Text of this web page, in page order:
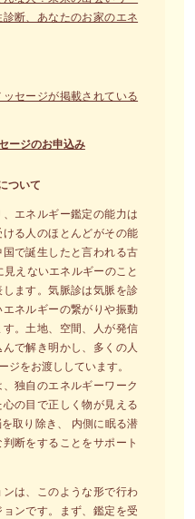
断、あなたのお家のエネ
セージが掲載されている
ージのお申込み
ついて
エネルギー鑑定の能力は
る人のほとんどがその能
で誕生したと言われる古
えないエネルギーのこと
ます。気脈診は気脈を診
ネルギーの繋がりや振動
。土地、空間、人が発信
で解き明かし、多くの人
ジをお渡ししています。
独自のエネルギーワーク
の目で正しく物が見える
取り除き、 内側に眠る潜
断をすることをサポート
は、このような形で行わ
ンです。まず、鑑定を受